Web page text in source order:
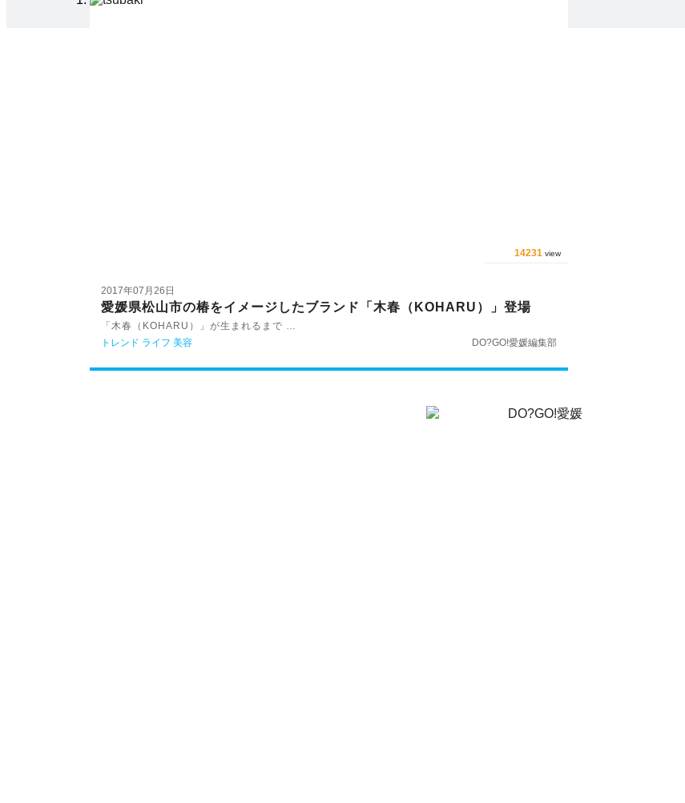
14231 view
2017年07月26日
愛媛県松山市の椿をイメージしたブランド「木春（KOHARU）」登場
「木春（KOHARU）」が生まれるまで …
トレンド ライフ 美容 DO?GO!愛媛編集部